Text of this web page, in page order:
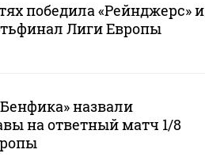
победила «Рейнджерс» и
Лиги Европы
назвали
на ответный матч 1/8